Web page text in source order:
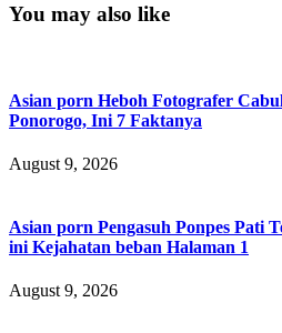
You may also like
Asian porn Heboh Fotografer
Ponorogo, Ini 7 Faktanya
August 9, 2026
Asian porn Pengasuh Ponpes Pati
ini Kejahatan beban Halaman 1
August 9, 2026